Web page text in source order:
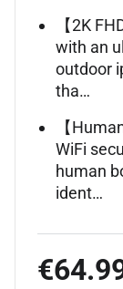
【2K
with an
outdoor
tha…
【
WiFi
human
ident…